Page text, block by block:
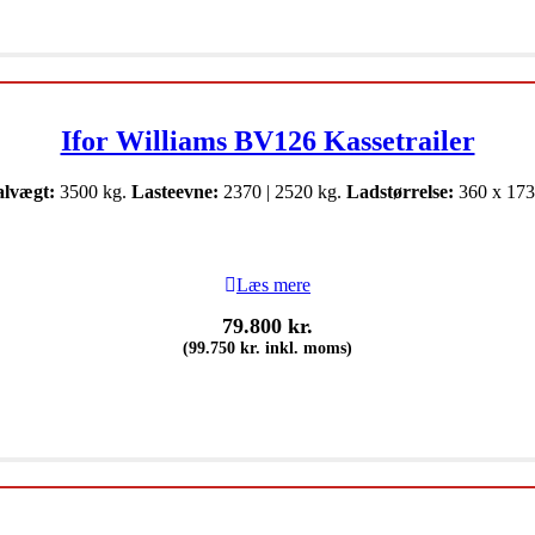
Ifor Williams BV126 Kassetrailer
3500 kg. Lasteevne: 2370 | 2520 kg. Ladstørrelse: 360 x
Læs mere
79.800 kr.
(99.750 kr. inkl. moms)